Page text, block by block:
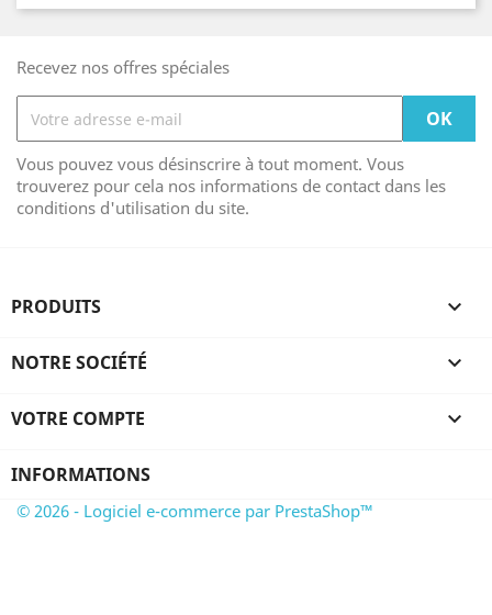
Recevez nos offres spéciales
Vous pouvez vous désinscrire à tout moment. Vous
trouverez pour cela nos informations de contact dans les
conditions d'utilisation du site.
PRODUITS 
NOTRE SOCIÉTÉ 
VOTRE COMPTE 
INFORMATIONS
© 2026 - Logiciel e-commerce par PrestaShop™